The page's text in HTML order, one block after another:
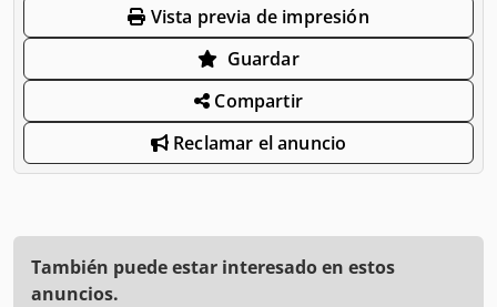
Vista previa de impresión
Guardar
Compartir
Reclamar el anuncio
También puede estar interesado en estos
anuncios.